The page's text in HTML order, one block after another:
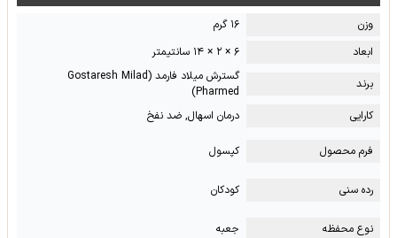
وزن
۱۶ گرم
ابعاد
۶ × ۲ × ۱۴ سانتیمتر
برند
گسترش میلاد فارمد (Gostaresh Milad
Pharmed)
کارایی
درمان اسهال, ضد نفخ
فرم محصول کپسول
رده سنی کودکان
نوع محفظه جعبه